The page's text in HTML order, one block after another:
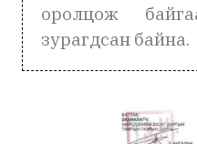
оролцож
зурагдсан байна.